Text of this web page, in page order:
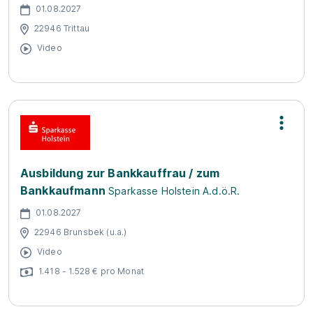
01.08.2027
22946 Trittau
Video
Ausbildung zur Bankkauffrau / zum
Bankkaufmann Sparkasse Holstein A.d.ö.R.
01.08.2027
22946 Brunsbek (u.a.)
Video
1.418 - 1.528 € pro Monat